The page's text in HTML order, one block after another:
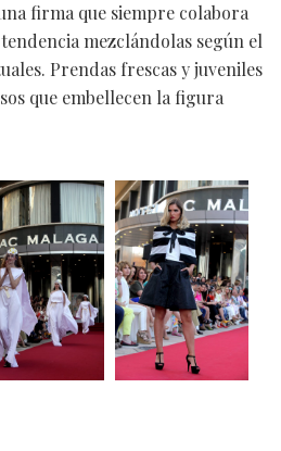
firma que siempre colabora
mezclándolas según el
Prendas frescas y juveniles
que embellecen la figura